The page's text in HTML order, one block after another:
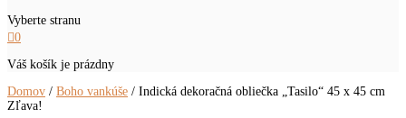
Vyberte stranu
0
Váš košík je prázdny
Domov / Boho vankúše / Indická dekoračná obliečka „Tasilo“ 45 x 45 cm
Zľava!